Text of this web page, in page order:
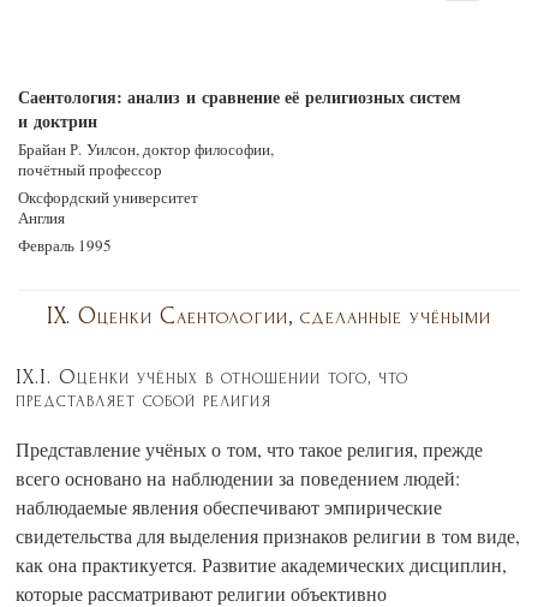
Саентология: анализ и сравнение её религиозных систем
и доктрин
Брайан Р. Уилсон, доктор философии,
почётный профессор
Оксфордский университет
Англия
Февраль 1995
IX. Оценки Саентологии, сделанные учёными
IX.I. Оценки учёных в отношении того, что
представляет собой религия
Представление учёных о том, что такое религия, прежде
всего основано на наблюдении за поведением людей:
наблюдаемые явления обеспечивают эмпирические
свидетельства для выделения признаков религии в том виде,
как она практикуется. Развитие академических дисциплин,
которые рассматривают религии объективно